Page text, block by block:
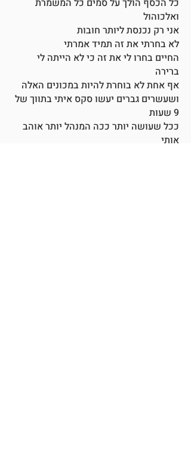
כל הכסף הולך על סמים כל המשמרת
ואלכוהול
אני רק נכנסת ליותר חובות
לא בחרתי את זה תמיד אמרתי
החיים בחרו לי את זה כי לא הייתה לי
ברירה
אף אחת לא בוחרת להיות במכונים האלה
ושעשרים גברים יעשו סקס איתי בתווך של
9 שעות
ככל שעושה יותר ככה המנהל יותר אוהב
אותי